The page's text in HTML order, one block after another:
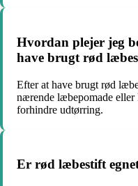
Hvordan plejer jeg
have brugt rød
Efter at have brugt rød
nærende læbepomade
forhindre udtørring.
Er rød læbestift